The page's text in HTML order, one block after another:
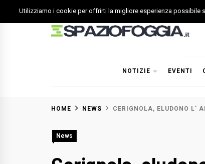
to
NOTIZIE EVENTI
HOME NEWS CERIGNOLA, ELUDONO L’
News
Utilizziamo i cookie per offrirti la migliore esperienza possibile